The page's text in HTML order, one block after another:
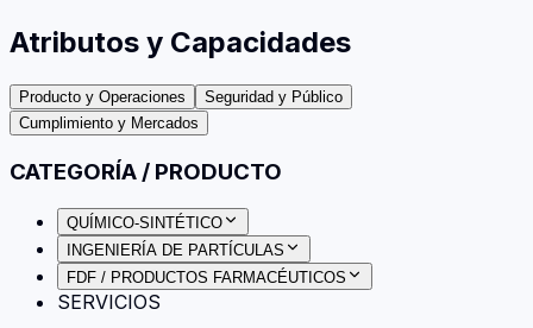
Atributos y Capacidades
Producto y Operaciones
Seguridad y Público
Cumplimiento y Mercados
CATEGORÍA / PRODUCTO
QUÍMICO-SINTÉTICO
INGENIERÍA DE PARTÍCULAS
FDF / PRODUCTOS FARMACÉUTICOS
SERVICIOS